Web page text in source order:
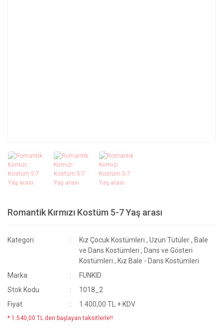
Romantik Kırmızı Kostüm 5-7 Yaş arası
Kategori Kız Çocuk Kostümleri ,Uzun Tütüler , Bale
ve Dans Kostümleri , Dans ve Gösteri
Kostümleri , Kız Bale - Dans Kostümleri
Marka
FUNKID
Stok Kodu
1018_2
Fiyat
1.400,00 TL + KDV
* 1.540,00 TL den başlayan taksitlerle!!